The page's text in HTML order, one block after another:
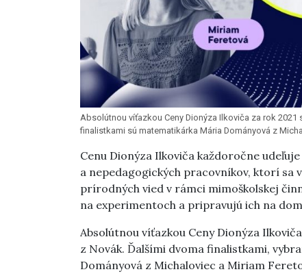
Absolútnou víťazkou Ceny Dionýza Ilkoviča za rok
finalistkami sú matematikárka Mária Dományová z
Cenu Dionýza Ilkoviča každoročne
a nepedagogických pracovníkov, ktorí sa
prírodných vied v rámci mimoškolskej
na experimentoch a pripravujú ich na
Absolútnou víťazkou Ceny Dionýza
z Novák. Ďalšími dvoma finalistkami,
Dományová z Michaloviec a Miriam